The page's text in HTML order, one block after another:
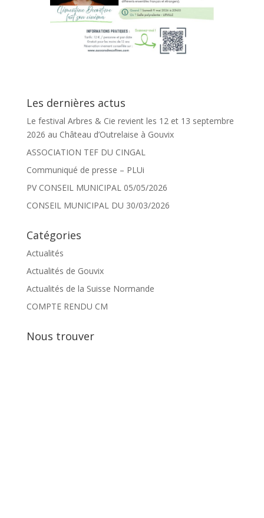
Les dernières actus
Le festival Arbres & Cie revient les 12 et 13 septembre
2026 au Château d’Outrelaise à Gouvix
ASSOCIATION TEF DU CINGAL
Communiqué de presse – PLUi
PV CONSEIL MUNICIPAL 05/05/2026
CONSEIL MUNICIPAL DU 30/03/2026
Catégories
Actualités
Actualités de Gouvix
Actualités de la Suisse Normande
COMPTE RENDU CM
Nous trouver